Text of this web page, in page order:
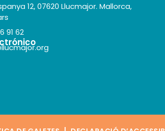
12, 07620 Llucmajor. Mallorca,
91 62